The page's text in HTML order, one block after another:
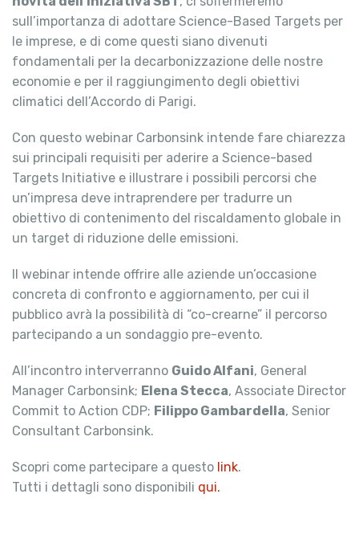
sull’importanza di adottare Science-Based Targets per
le imprese, e di come questi siano divenuti
fondamentali per la decarbonizzazione delle nostre
economie e per il raggiungimento degli obiettivi
climatici dell’Accordo di Parigi.
Con questo webinar Carbonsink intende fare chiarezza
sui principali requisiti per aderire a Science-based
Targets Initiative e illustrare i possibili percorsi che
un’impresa deve intraprendere per tradurre un
obiettivo di contenimento del riscaldamento globale in
un target di riduzione delle emissioni.
Il webinar intende offrire alle aziende un’occasione
concreta di confronto e aggiornamento, per cui il
pubblico avrà la possibilità di “co-crearne” il percorso
partecipando a un sondaggio pre-evento.
All’incontro interverranno Guido Alfani, General
Manager Carbonsink; Elena Stecca, Associate Director
Commit to Action CDP; Filippo Gambardella, Senior
Consultant Carbonsink.
Scopri come partecipare a questo link.
Tutti i dettagli sono disponibili qui.